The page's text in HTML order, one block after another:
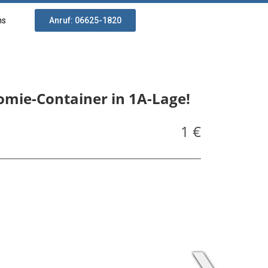
Anruf: 06625-1820
Container in 1A-Lage!
1 €